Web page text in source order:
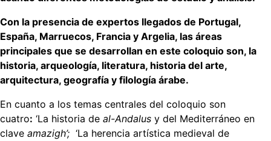
Con la presencia de expertos llegados de Portugal,
España, Marruecos, Francia y Argelia, las áreas
principales que se desarrollan en este coloquio son, la
historia, arqueología, literatura, historia del arte,
arquitectura, geografía y filología árabe.
En cuanto a los temas centrales del coloquio son
cuatro: ‘La historia de al-Andalus y del Mediterráneo en
clave amazigh’; ‘La herencia artística medieval de